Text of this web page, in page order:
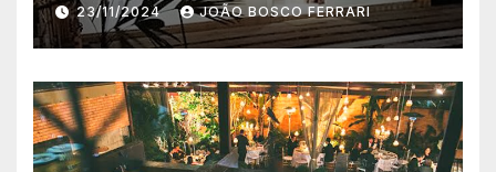
23/11/2024 JOÃO BOSCO FERRARI